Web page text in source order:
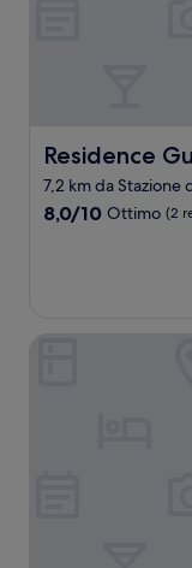
Residence
Residence
7,2 km da Stazione
8.0
8,0/10 Ottimo (2